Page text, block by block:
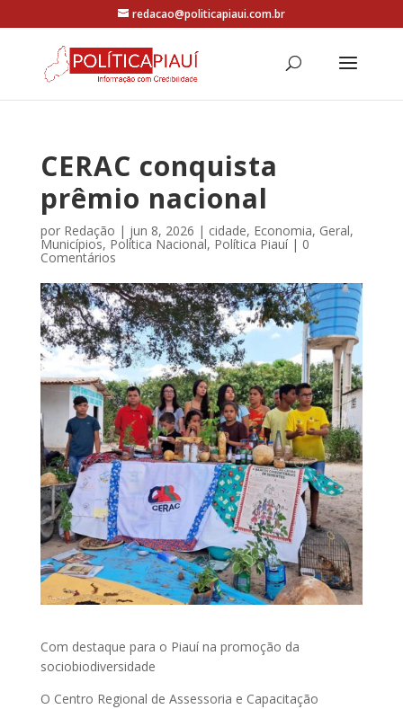
redacao@politicapiaui.com.br
CERAC conquista
prêmio nacional
por Redação | jun 8, 2026 | cidade, Economia, Geral,
Municípios, Política Nacional, Política Piauí| 0
Comentários
Com destaque para o Piauí na promoção da
sociobiodiversidade
O Centro Regional de Assessoria e Capacitação